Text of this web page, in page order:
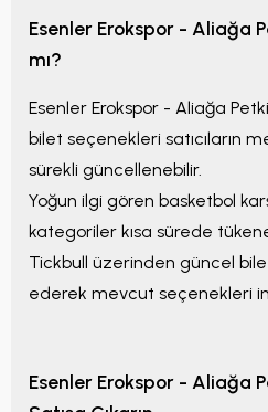
Esenler Erokspor - Aliağa
mı?
Esenler Erokspor - Aliağa
bilet seçenekleri satıcıların
sürekli güncellenebilir.
Yoğun ilgi gören basketbol
kategoriler kısa sürede
Tickbull üzerinden güncel
ederek mevcut seçenekleri
Esenler Erokspor - Aliağa